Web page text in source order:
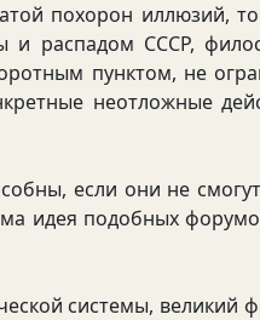
похорон иллюзий,
распадом СССР,
пунктом, не
неотложные
если они не
идея подобных
системы, великий